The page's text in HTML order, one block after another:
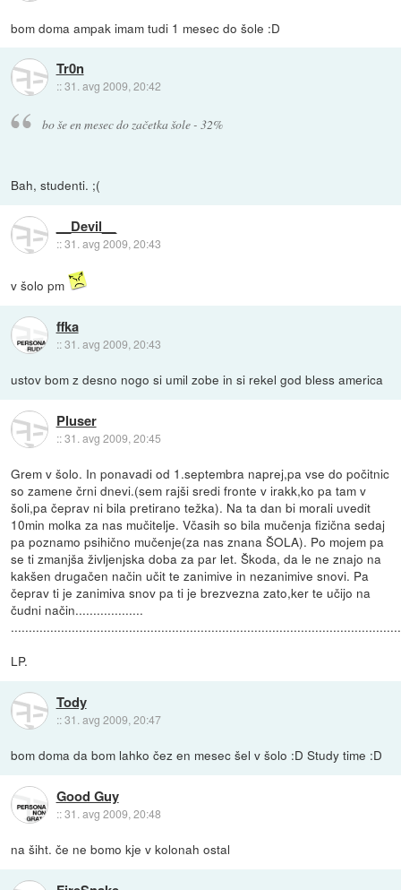
bom doma ampak imam tudi 1 mesec do šole :D
Tr0n
::31. avg 2009, 20:42
bo še en mesec do začetka šole - 32%
Bah, studenti. ;(
__Devil__
::31. avg 2009, 20:43
v šolo pm
ffka
::31. avg 2009, 20:43
ustov bom z desno nogo si umil zobe in si rekel god bless america
Pluser
::31. avg 2009, 20:45
Grem v šolo. In ponavadi od 1.septembra naprej,pa vse do počitnic
so zamene črni dnevi.(sem rajši sredi fronte v irakk,ko pa tam v
šoli,pa čeprav ni bila pretirano težka). Na ta dan bi morali uvedit
10min molka za nas mučitelje. Včasih so bila mučenja fizična sedaj
pa poznamo psihično mučenje(za nas znana ŠOLA). Po mojem pa
se ti zmanjša življenjska doba za par let. Škoda, da le ne znajo na
kakšen drugačen način učit te zanimive in nezanimive snovi. Pa
čeprav ti je zanimiva snov pa ti je brezvezna zato,ker te učijo na
čudni način...................
LP.
Tody
::31. avg 2009, 20:47
bom doma da bom lahko čez en mesec šel v šolo :D Study time :D
Good Guy
::31. avg 2009, 20:48
na šiht. če ne bomo kje v kolonah ostal